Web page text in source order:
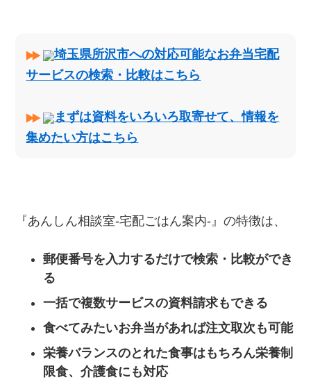
埼玉県所沢市への対応可能なお弁当宅配
サービスの検索・比較はこちら
まずは資料をいろいろ取寄せて、情報を
集めたい方はこちら
『あんしん相談室‐宅配ごはん案内‐』の特徴は、
郵便番号を入力するだけで検索・比較ができ
る
一括で複数サービスの資料請求もできる
食べてみたいお弁当があれば注文取次も可能
栄養バランスのとれた食事はもちろん栄養制
限食、介護食にも対応